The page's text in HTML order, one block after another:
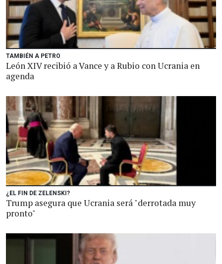
TAMBIÉN A PETRO
León XIV recibió a Vance y a Rubio con Ucrania en
agenda
¿EL FIN DE ZELENSKI?
Trump asegura que Ucrania será "derrotada muy
pronto"